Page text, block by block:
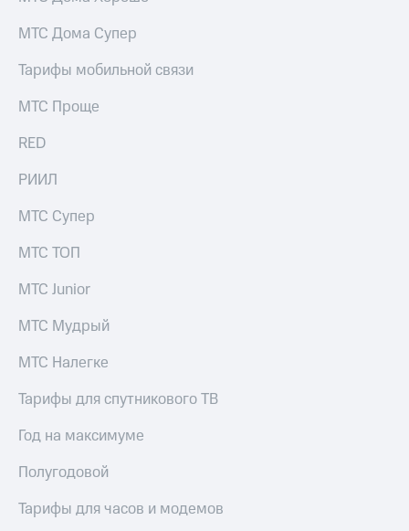
акций
Описание
Программа
приобретения
выкупа
Описание
Уведомление
погашении
облигаций
Другое
Реквизиты
Контакты
развитие
этика
На главную
МТС Дома Супер
Тарифы мобильной связи
МТС Проще
RED
РИИЛ
МТС Супер
МТС ТОП
МТС Junior
МТС Мудрый
МТС Налегке
Тарифы для спутникового ТВ
Год на максимуме
Полугодовой
Тарифы для часов и модемов